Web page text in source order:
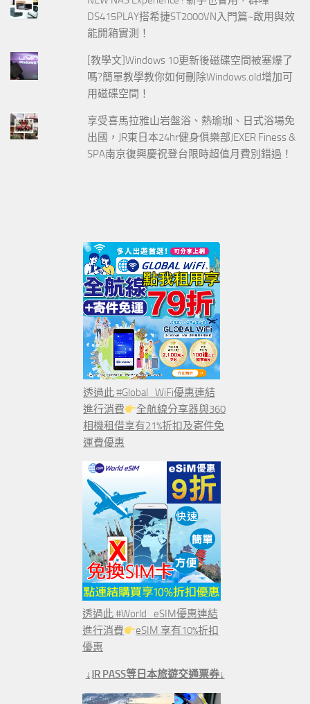
DS415PLAY搭希捷ST2000VN入門篇~啟用與效
能開箱實測！
[教學文]Windows 10更新後磁碟空間被塞爆了
嗎?簡單教學教你如何刪除Windows.old增加可
用磁碟空間！
享受喜馬拉雅山岩盤浴、熱瑜珈、日式浴場免
出國，JR東日本24hr健身俱樂部JEXER Finess &
SPA南京復興慶祝登台限時超值月費別錯過！
透過此 #Global_WiFi優惠連結
進行消費
全航線分享器與360
相機租借享有21%折扣及寄件免
運費優惠
透過此 #World_eSIM優惠連結
進行消費
eSIM 享有10%折扣
優惠
↓JR PASS等日本旅遊交通票券↓